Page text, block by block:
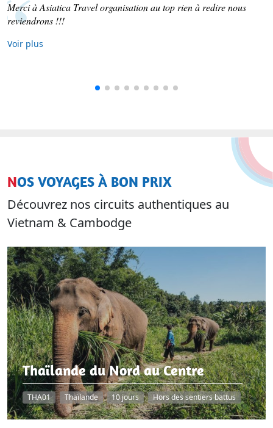
Merci à Asiatica Travel organisation au top rien à redire nous
reviendrons !!!
Voir plus
NOS VOYAGES À BON PRIX
Découvrez nos circuits authentiques au
Vietnam & Cambodge
Thaïlande du Nord au Centre
THA01 Thaïlande 10 jours Hors des sentiers battus